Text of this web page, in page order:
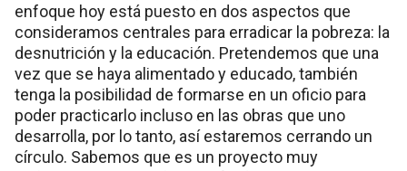
enfoque hoy está puesto en dos aspectos que
consideramos centrales para erradicar la pobreza: la
desnutrición y la educación. Pretendemos que una
vez que se haya alimentado y educado, también
tenga la posibilidad de formarse en un oficio para
poder practicarlo incluso en las obras que uno
desarrolla, por lo tanto, así estaremos cerrando un
círculo. Sabemos que es un proyecto muy